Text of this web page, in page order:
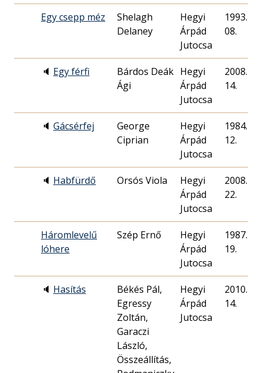
Egy csepp méz
Shelagh
Delaney
Hegyi
Árpád
Jutocsa
1993. 02.
08.
🔈 Egy férfi
Bárdos Deák
Ági
Hegyi
Árpád
Jutocsa
2008. 12.
14.
🔈 Gácsérfej
George
Ciprian
Hegyi
Árpád
Jutocsa
1984. 11.
12.
🔈 Habfürdő Orsós Viola
Hegyi
Árpád
Jutocsa
2008. 06.
22.
Háromlevelű
lóhere
Szép Ernő
Hegyi
Árpád
Jutocsa
1987. 08.
19.
🔈 Hasítás
Békés Pál,
Egressy
Zoltán,
Garaczi
László,
Összeállítás,
Hegyi
Árpád
Jutocsa
2010. 11.
14.